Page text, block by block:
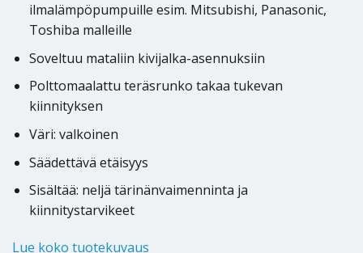
ilmalämpöpumpuille esim. Mitsubishi, Panasonic,
Toshiba malleille
Soveltuu mataliin kivijalka-asennuksiin
Polttomaalattu teräsrunko takaa tukevan
kiinnityksen
Väri: valkoinen
Säädettävä etäisyys
Sisältää: neljä tärinänvaimenninta ja
kiinnitystarvikeet
Lue koko tuotekuvaus